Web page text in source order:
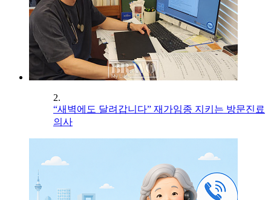
2.
“새벽에도 달려갑니다” 재가임종 지키는 방문진료
의사